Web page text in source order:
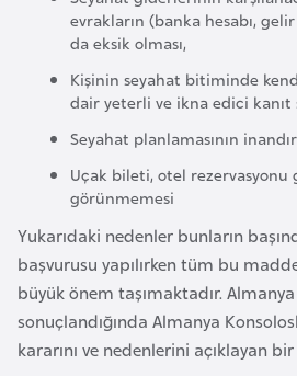
evrakların (banka hesabı,
da eksik olması,
Kişinin seyahat bitiminde
dair yeterli ve ikna edici kanıt
Seyahat planlamasının
Uçak bileti, otel
görünmemesi
Yukarıdaki nedenler bunların
başvurusu yapılırken tüm bu
büyük önem taşımaktadır.
sonuçlandığında Almanya
kararını ve nedenlerini açıklayan
n
d
i
y
a